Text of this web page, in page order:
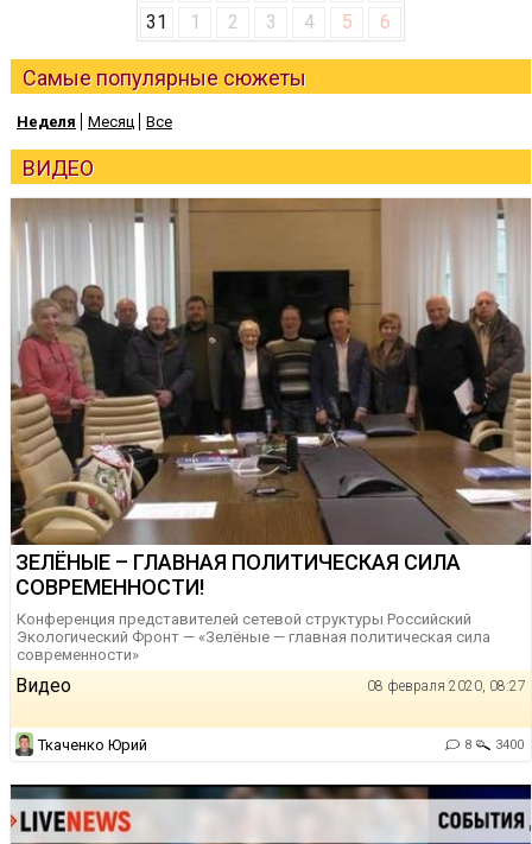
31
1 2 3 4 5 6
Самые популярные сюжеты
Неделя Месяц Все
ВИДЕО
ЗЕЛЁНЫЕ – ГЛАВНАЯ ПОЛИТИЧЕСКАЯ СИЛА
СОВРЕМЕННОСТИ!
Конференция представителей сетевой структуры Российский
Экологический Фронт — «Зелёные — главная политическая сила
современности»
Видео 08 февраля 2020, 08:27
Ткаченко Юрий 8 3400